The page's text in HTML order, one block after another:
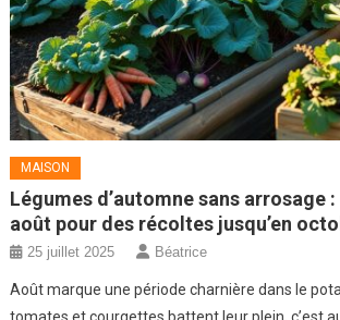
MAISON
Légumes d’automne sans arrosage
août pour des récoltes jusqu’en
25 juillet 2025 Béatrice
Août marque une période charnière dans le